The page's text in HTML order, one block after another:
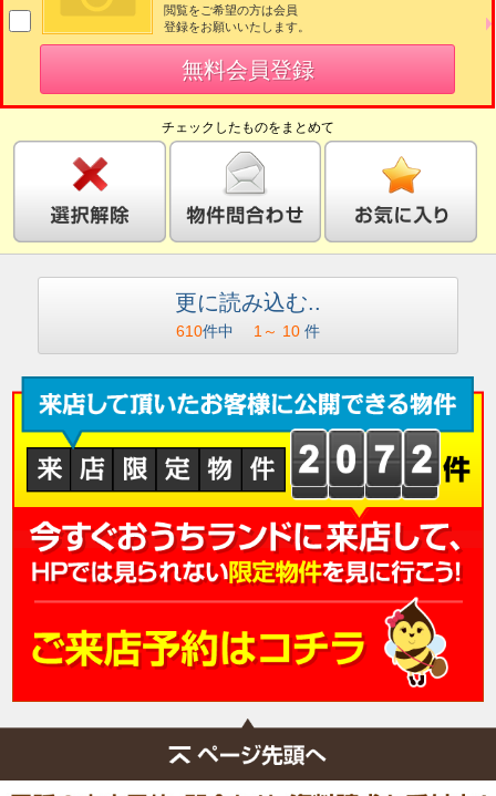
閲覧をご希望の方は会員
登録をお願いいたします。
無料会員登録
チェックしたものをまとめて
更に読み込む..
610件中 1～ 10 件